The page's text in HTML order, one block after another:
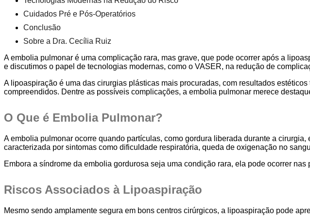
Cuidados Pré e Pós-Operatórios
Conclusão
Sobre a Dra. Cecília Ruiz
A embolia pulmonar é uma complicação rara, mas grave, que pode ocorrer após a
e discutimos o papel de tecnologias modernas, como o VASER, na redução de
A lipoaspiração é uma das cirurgias plásticas mais procuradas, com resultados
compreendidos. Dentre as possíveis complicações, a embolia pulmonar merece
O Que é Embolia Pulmonar?
A embolia pulmonar ocorre quando partículas, como gordura liberada durante a
caracterizada por sintomas como dificuldade respiratória, queda de oxigenação no
Embora a síndrome da embolia gordurosa seja uma condição rara, ela pode ocorrer
Riscos Associados à Lipoaspiração
Mesmo sendo amplamente segura em bons centros cirúrgicos, a lipoaspiração pode